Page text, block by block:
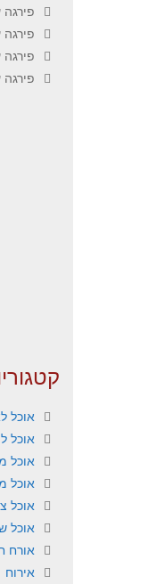
פירגה
פירגה
פירגה
פירגה
אוכל
אוכל
אוכל
אוכל
אוכל
אוכל
אורח
אירוח